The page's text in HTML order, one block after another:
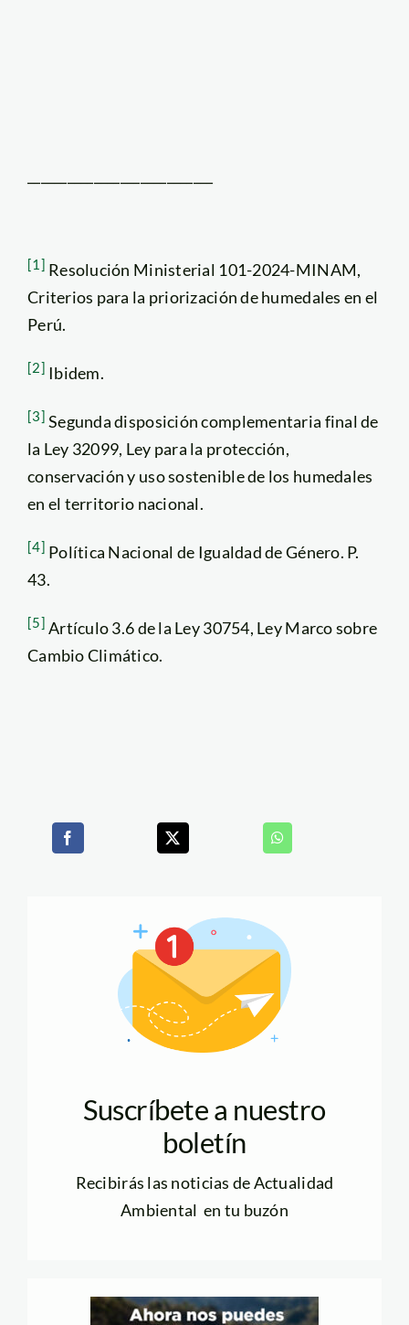
[1] Resolución Ministerial 101-2024-MINAM,
Criterios para la priorización de humedales en el
Perú.
[2] Ibidem.
[3] Segunda disposición complementaria final de
la Ley 32099, Ley para la protección,
conservación y uso sostenible de los humedales
en el territorio nacional.
[4] Política Nacional de Igualdad de Género. P.
43.
[5] Artículo 3.6 de la Ley 30754, Ley Marco sobre
Cambio Climático.
Suscríbete a nuestro
boletín
Recibirás las noticias de Actualidad
Ambiental en tu buzón